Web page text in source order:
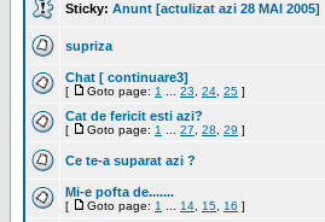
Sticky: Anunt [actulizat azi 28 MAI 2005]
supriza
Chat [ continuare3]
[ Goto page: 1 23 24 25 ]
Cat de fericit esti azi?
[ Goto page: 1 27 28 29 ]
Ce te-a suparat azi ?
Mi-e pofta de.......
[ Goto page: 1 14 15 16 ]